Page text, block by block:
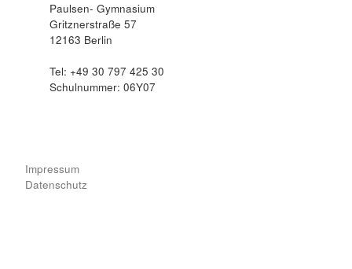
Paulsen- Gymnasium
Gritznerstraße 57
12163 Berlin
Tel: +49 30 797 425 30
Schulnummer: 06Y07
Impressum
Datenschutz